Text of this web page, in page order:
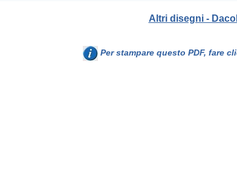
Altri disegni -
Per stampare questo PDF, fare